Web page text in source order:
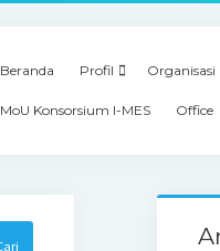
Beranda Profil Organisasi
MoU Konsorsium I-MES Office